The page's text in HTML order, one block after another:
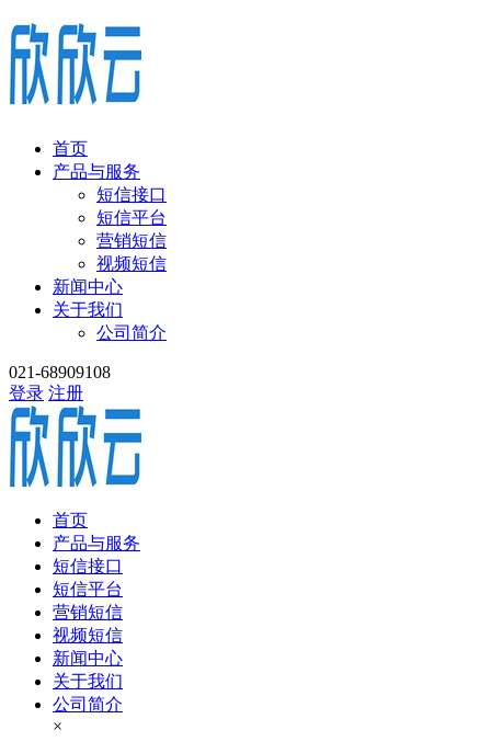
首页
产品与服务
短信接口
短信平台
营销短信
视频短信
新闻中心
关于我们
公司简介
021-68909108
登录 注册
首页
产品与服务
短信接口
短信平台
营销短信
视频短信
新闻中心
关于我们
公司简介
×